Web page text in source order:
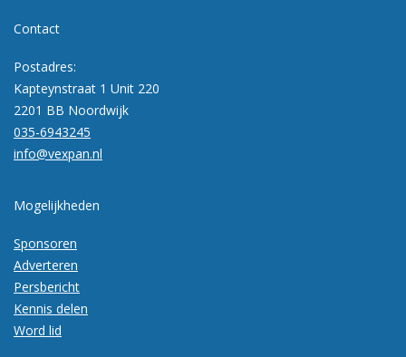
Contact
Postadres:
Kapteynstraat 1 Unit 220
2201 BB Noordwijk
035-6943245
info@vexpan.nl
Mogelijkheden
Sponsoren
Adverteren
Persbericht
Kennis delen
Word lid